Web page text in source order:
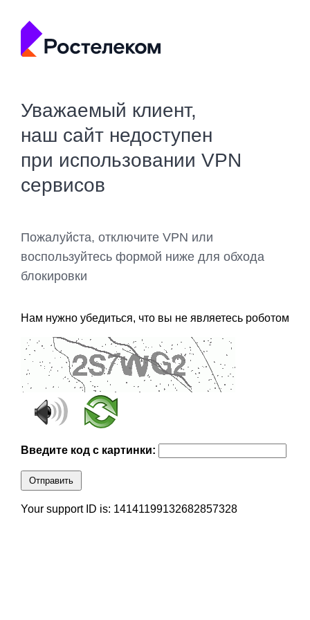
Уважаемый клиент,
наш сайт недоступен
при использовании VPN
сервисов
Пожалуйста, отключите VPN или
воспользуйтесь формой ниже для обхода
блокировки
Нам нужно убедиться, что вы не являетесь роботом
Введите код с картинки:
Отправить
Your support ID is: 14141199132682857328